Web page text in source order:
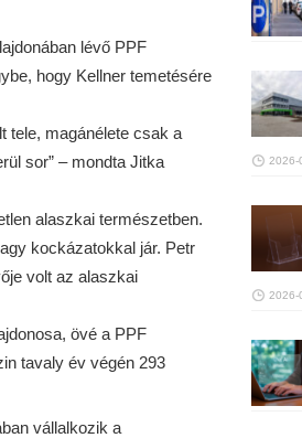
lévő PPF
hogy Kellner temetésére
tele, magánélete csak a
sor” – mondta Jitka
alaszkai természetben.
kockázatokkal jár. Petr
volt az alaszkai
övé a PPF
tavaly év végén 293
vállalkozik a
2026-
2026-